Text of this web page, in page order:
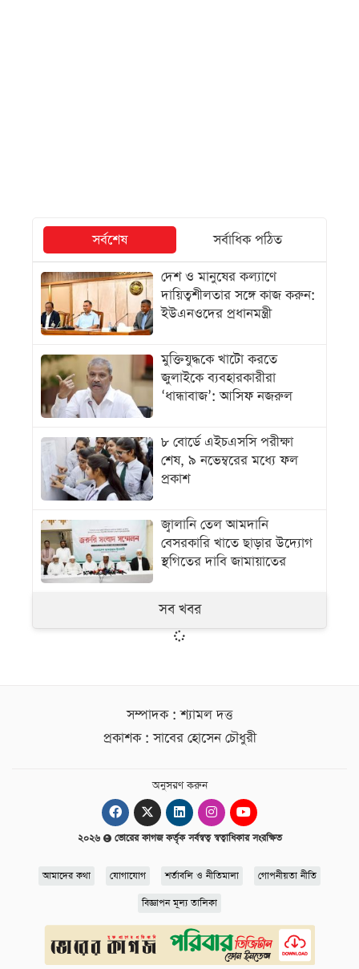
সর্বশেষ
সর্বাধিক পঠিত
দেশ ও মানুষের কল্যাণে
দায়িত্বশীলতার সঙ্গে কাজ করুন:
ইউএনওদের প্রধানমন্ত্রী
মুক্তিযুদ্ধকে খাটো করতে
জুলাইকে ব্যবহারকারীরা
‘ধান্ধাবাজ’: আসিফ নজরুল
৮ বোর্ডে এইচএসসি পরীক্ষা
শেষ, ৯ নভেম্বরের মধ্যে ফল
প্রকাশ
জ্বালানি তেল আমদানি
বেসরকারি খাতে ছাড়ার উদ্যোগ
স্থগিতের দাবি জামায়াতের
সব খবর
সম্পাদক : শ্যামল দত্ত
প্রকাশক : সাবের হোসেন চৌধুরী
অনুসরণ করুন
২০২৬ ভোরের কাগজ কর্তৃক সর্বস্বত্ব স্বত্বাধিকার সংরক্ষিত
আমাদের কথা যোগাযোগ শর্তাবলি ও নীতিমালা গোপনীয়তা নীতি
বিজ্ঞাপন মূল্য তালিকা